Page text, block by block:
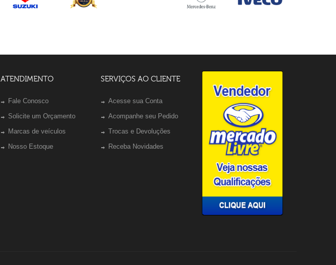
ATENDIMENTO
Fale Conosco
Solicite um Orçamento
Marcas de veículos
Nosso Estoque
SERVIÇOS AO CLIENTE
Acesse sua Conta
Acompanhe seu Pedido
Trocas e Devoluções
Receba Novidades